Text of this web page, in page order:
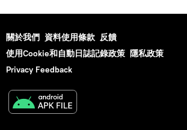
關於我們 資料使用條款 反饋
使用Cookie和自動日誌記錄政策 隱私政策
Privacy Feedback